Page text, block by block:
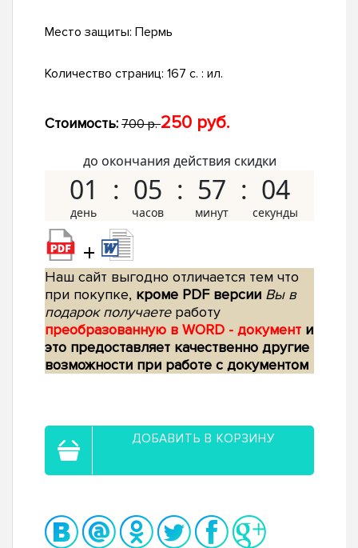
Место защиты: Пермь
Количество страниц: 167 с. : ил.
Стоимость: 700 р.250 руб.
до окончания действия скидки
01 05 57 03
+
Наш сайт выгодно отличается тем что
при покупке, кроме PDF версии Вы в
подарок получаетеработу
преобразованную в WORD - документ и
это предоставляет качественно другие
возможности при работе с документом
ДОБАВИТЬ В КОРЗИНУ